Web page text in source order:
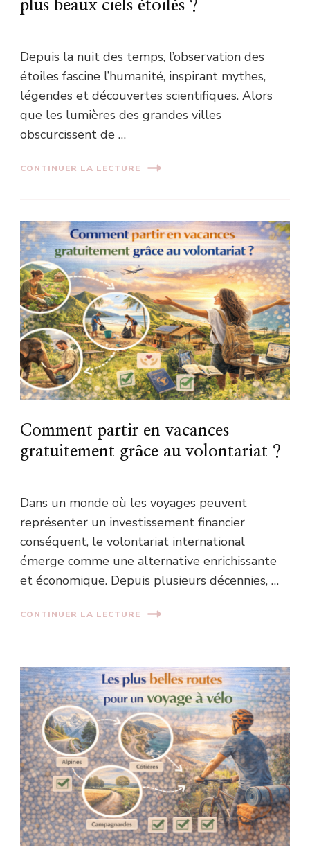
plus beaux ciels étoilés ?
Depuis la nuit des temps, l’observation des
étoiles fascine l’humanité, inspirant mythes,
légendes et découvertes scientifiques. Alors
que les lumières des grandes villes
obscurcissent de …
CONTINUER LA LECTURE
Comment partir en vacances
gratuitement grâce au volontariat ?
Dans un monde où les voyages peuvent
représenter un investissement financier
conséquent, le volontariat international
émerge comme une alternative enrichissante
et économique. Depuis plusieurs décennies, …
CONTINUER LA LECTURE